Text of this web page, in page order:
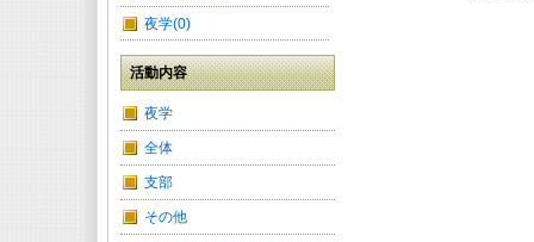
夜学(0)
活動内容
夜学
全体
支部
その他